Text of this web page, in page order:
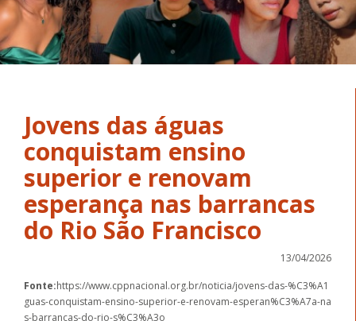
Jovens das águas
conquistam ensino
superior e renovam
esperança nas barrancas
do Rio São Francisco
13/04/2026
Fonte:https://www.cppnacional.org.br/noticia/jovens-das-%C3%A1
guas-conquistam-ensino-superior-e-renovam-esperan%C3%A7a-na
s-barrancas-do-rio-s%C3%A3o